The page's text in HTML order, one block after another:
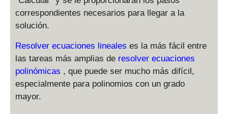
correspondientes necesarios para llegar a la
solución.
Resolver ecuaciones lineales es la más fácil entre
las tareas más amplias de resolver ecuaciones
polinómicas , que puede ser mucho más difícil,
especialmente para polinomios con un grado
mayor.